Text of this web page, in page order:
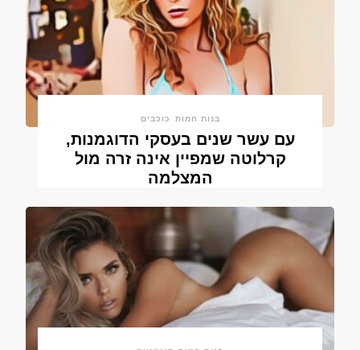
בנות חמות כוכבים
עם עשר שנים בעסקי הדוגמנות,
קרלוטה שמפיין אינה זרה מול
המצלמה